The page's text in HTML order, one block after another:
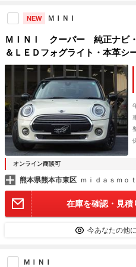
NEW ＭＩＮＩ
ＭＩＮＩ クーパー 純正ナビ
＆ＬＥＤフォグライト・本革シ
バックカメラ・前後障害物セン
ンフォートアクセス・衝突被害
オンライン商談可
熊本県熊本市東区
在庫を確認・見積
今あなたの他に
ＭＩＮＩ